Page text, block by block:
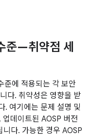
준—취약점 세
에 적용되는 각 보안
다. 취약성은 영향을 받
. 여기에는 문제 설명 및
업데이트된 AOSP 버전
다. 가능한 경우 AOSP